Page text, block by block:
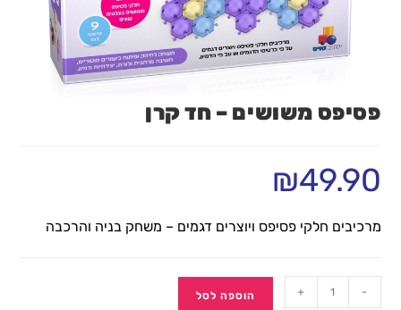
פסיפס משושים – חד קרן
₪49.90
מרכיבים חלקי פסיפס ויוצרים דגמים – משחק בניה והרכבה
-
+ הוספה לסל